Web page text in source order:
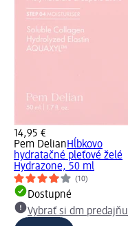
14,95 €
Pem DelianHĺbkovo
hydratačné pleťové želé
Hydrazone, 50 ml
(10)
Dostupné
Vybrať si dm predajňu